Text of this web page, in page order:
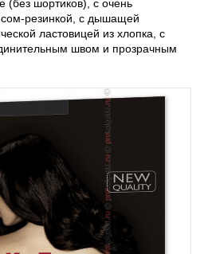
шортиков), с очень
резинкой, с дышащей
ластовицей из хлопка, с
швом и прозрачным